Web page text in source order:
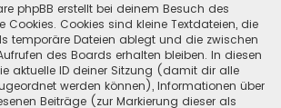
phpBB erstellt bei deinem Besuch des
Cookies. Cookies sind kleine Textdateien, die
temporäre Dateien ablegt und die zwischen
des Boards erhalten bleiben. In diesen
aktuelle ID deiner Sitzung (damit dir alle
werden können), Informationen über
Beiträge (zur Markierung dieser als